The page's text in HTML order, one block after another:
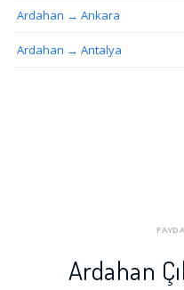
Ardahan → Ankara
Ardahan → Antalya
Ardahan